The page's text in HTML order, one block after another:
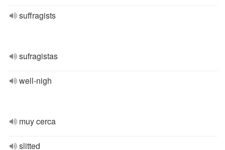
suffragists
sufragistas
well-nigh
muy cerca
slitted